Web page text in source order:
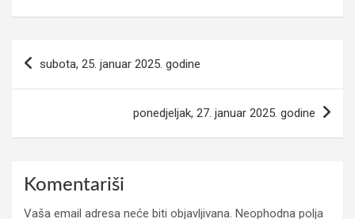
subota, 25. januar 2025. godine
ponedjeljak, 27. januar 2025. godine
Komentariši
Vaša email adresa neće biti objavljivana. Neophodna polja